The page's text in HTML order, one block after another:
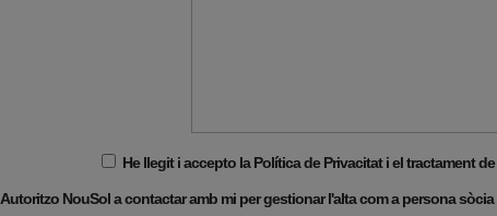
He llegit i accepto laPolítica de Privacitati el tractament
Autoritzo NouSol a contactar amb mi per gestionar l'alta com a persona